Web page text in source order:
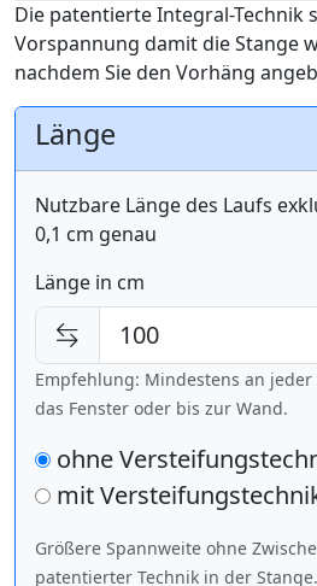
Die patentierte Integral-Technik
Vorspannung damit die Stange
nachdem Sie den Vorhäng
Länge
Nutzbare Länge des Laufs
0,1 cm genau
Länge in cm
Empfehlung: Mindestens an
das Fenster oder bis zur Wand.
ohne
mit
Größere Spannweite ohne
patentierter Technik in der Stange.